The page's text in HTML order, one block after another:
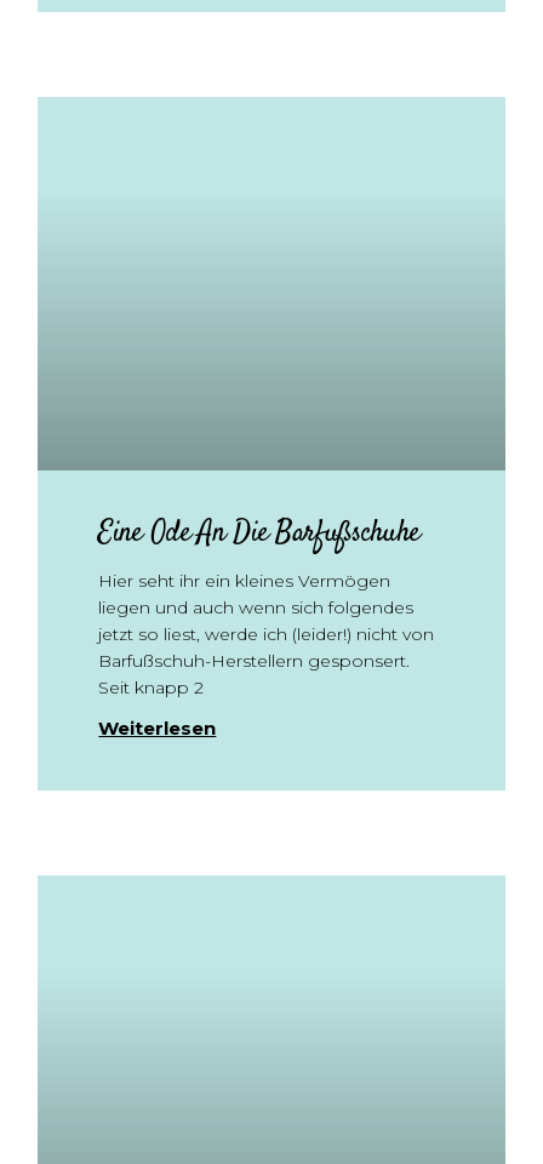
Eine Ode An Die Barfußschuhe
Hier seht ihr ein kleines Vermögen
liegen und auch wenn sich folgendes
jetzt so liest, werde ich (leider!) nicht von
Barfußschuh-Herstellern gesponsert.
Seit knapp 2
Weiterlesen